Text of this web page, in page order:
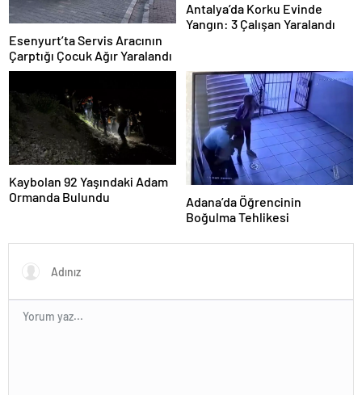
Esenyurt’ta Servis Aracının
Çarptığı Çocuk Ağır Yaralandı
Antalya’da Korku Evinde
Yangın: 3 Çalışan Yaralandı
Kaybolan 92 Yaşındaki Adam
Ormanda Bulundu
Adana’da Öğrencinin
Boğulma Tehlikesi